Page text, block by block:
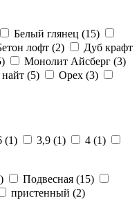
Белый глянец (15)
лофт (2)
Дуб крафт
) Монолит Айсберг (3)
(5) Орех (3)
(1) 3,9 (1) 4 (1)
) Подвесная (15)
пристенный (2)